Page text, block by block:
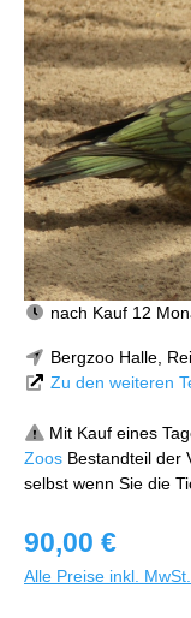
nach Kauf 12
Bergzoo Halle,
Zu den weiteren
Mit Kauf eines
Zoos Bestandteil der
selbst wenn Sie die
90,00 €
Alle Preise inkl.